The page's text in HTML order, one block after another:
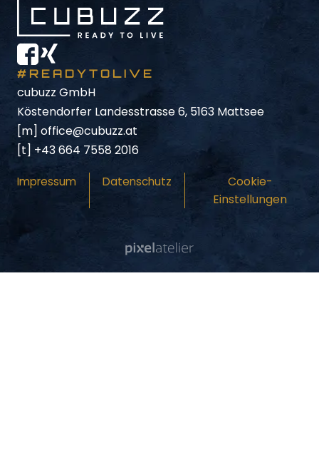
#READYTOLIVE
cubuzz GmbH
Köstendorfer Landesstrasse 6, 5163 Mattsee
[m] office@cubuzz.at
[t] +43 664 7558 2016
Impressum Datenschutz
Cookie-
Einstellungen